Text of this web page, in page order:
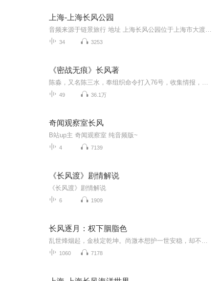
上海-上海长风公园
34 3253
《密战无痕》长风著
49 36.1万
奇闻观察室长风
B站up主 奇闻观察室 纯音频版~
4 7139
《长风渡》剧情解说
《长风渡》剧情解说
6 1909
长风逐月：权下胭脂色
1060 7178